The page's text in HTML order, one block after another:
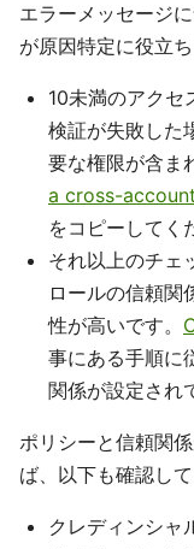
エラーメッセージ
が原因特定に役立ち
10未満のアクセ
検証が失敗した
要な権限が含ま
a cross-
をコピーしてく
それ以上のチェ
ロールの信頼関
性が高いです。
事にある手順に
関係が設定され
ポリシーと信頼関
ば、以下も確認して
クレディンシャ